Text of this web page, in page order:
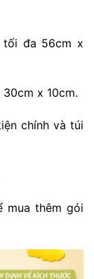
tối đa 56cm x
x 10cm.
chính và túi
mua thêm gói